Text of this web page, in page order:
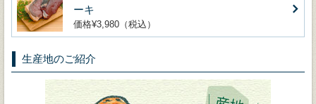
ーキ
価格¥3,980（税込）
生産地のご紹介